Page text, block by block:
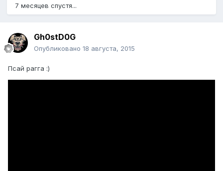
7 месяцев спустя...
Gh0stD0G
Опубликовано 18 августа, 2015
Псай рагга :)